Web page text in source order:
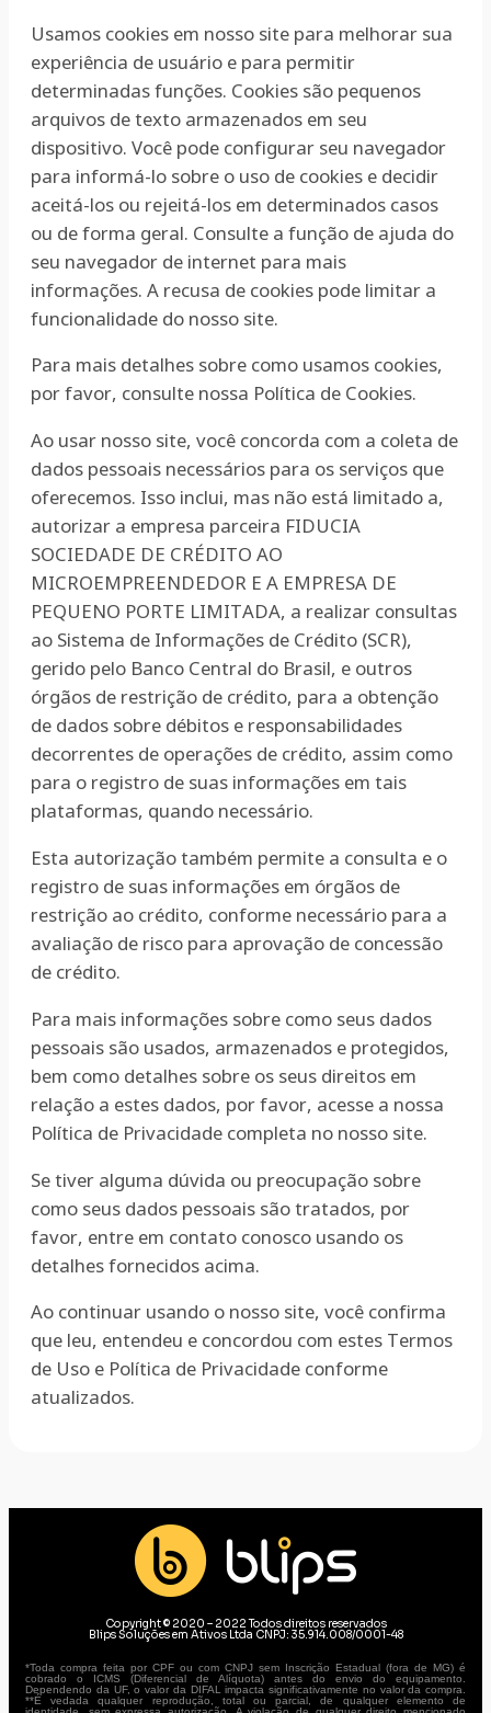
Usamos cookies em nosso site para melhorar sua
experiência de usuário e para permitir
determinadas funções. Cookies são pequenos
arquivos de texto armazenados em seu
dispositivo. Você pode configurar seu navegador
para informá-lo sobre o uso de cookies e decidir
aceitá-los ou rejeitá-los em determinados casos
ou de forma geral. Consulte a função de ajuda do
seu navegador de internet para mais
informações. A recusa de cookies pode limitar a
funcionalidade do nosso site.
Para mais detalhes sobre como usamos cookies,
por favor, consulte nossa Política de Cookies.
Ao usar nosso site, você concorda com a coleta de
dados pessoais necessários para os serviços que
oferecemos. Isso inclui, mas não está limitado a,
autorizar a empresa parceira FIDUCIA
SOCIEDADE DE CRÉDITO AO
MICROEMPREENDEDOR E A EMPRESA DE
PEQUENO PORTE LIMITADA, a realizar consultas
ao Sistema de Informações de Crédito (SCR),
gerido pelo Banco Central do Brasil, e outros
órgãos de restrição de crédito, para a obtenção
de dados sobre débitos e responsabilidades
decorrentes de operações de crédito, assim como
para o registro de suas informações em tais
plataformas, quando necessário.
Esta autorização também permite a consulta e o
registro de suas informações em órgãos de
restrição ao crédito, conforme necessário para a
avaliação de risco para aprovação de concessão
de crédito.
Para mais informações sobre como seus dados
pessoais são usados, armazenados e protegidos,
bem como detalhes sobre os seus direitos em
relação a estes dados, por favor, acesse a nossa
Política de Privacidade completa no nosso site.
Se tiver alguma dúvida ou preocupação sobre
como seus dados pessoais são tratados, por
favor, entre em contato conosco usando os
detalhes fornecidos acima.
Ao continuar usando o nosso site, você confirma
que leu, entendeu e concordou com estes Termos
de Uso e Política de Privacidade conforme
atualizados.
Copyright © 2020 – 2022 Todos direitos reservados
Blips Soluções em Ativos Ltda CNPJ: 35.914.008/0001-48
*Toda compra feita por CPF ou com CNPJ sem Inscrição Estadual (fora de MG) é
cobrado o ICMS (Diferencial de Alíquota) antes do envio do equipamento.
Dependendo da UF, o valor da DIFAL impacta significativamente no valor da compra.
**É vedada qualquer reprodução, total ou parcial, de qualquer elemento de